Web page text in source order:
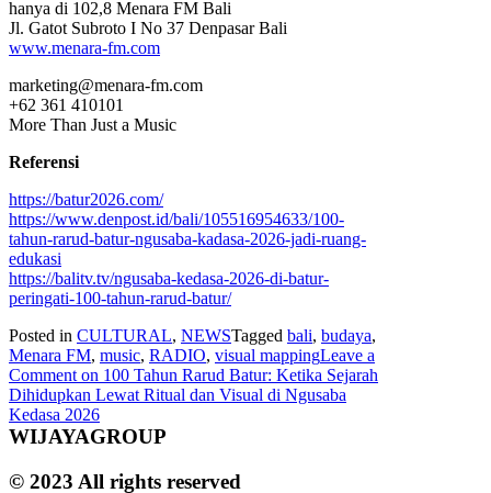
hanya di 102,8 Menara FM Bali
Jl. Gatot Subroto I No 37 Denpasar Bali
www.menara-fm.com
marketing@menara-fm.com
+62 361 410101
More Than Just a Music
Referensi
https://batur2026.com/
https://www.denpost.id/bali/105516954633/100-
tahun-rarud-batur-ngusaba-kadasa-2026-jadi-ruang-
edukasi
https://balitv.tv/ngusaba-kedasa-2026-di-batur-
peringati-100-tahun-rarud-batur/
Posted in CULTURAL, NEWSTagged bali, budaya,
Menara FM, music, RADIO, visual mappingLeave a
Comment on 100 Tahun Rarud Batur: Ketika Sejarah
Dihidupkan Lewat Ritual dan Visual di Ngusaba
Kedasa 2026
WIJAYAGROUP
© 2023 All rights reserved